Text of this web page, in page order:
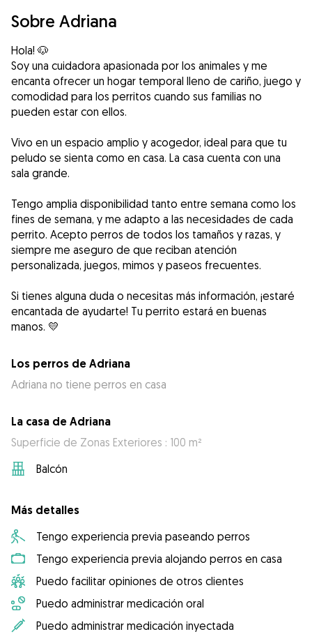
Sobre Adriana
Hola! 🐶
Soy una cuidadora apasionada por los animales y me
encanta ofrecer un hogar temporal lleno de cariño, juego y
comodidad para los perritos cuando sus familias no
pueden estar con ellos.
Vivo en un espacio amplio y acogedor, ideal para que tu
peludo se sienta como en casa. La casa cuenta con una
sala grande.
Tengo amplia disponibilidad tanto entre semana como los
fines de semana, y me adapto a las necesidades de cada
perrito. Acepto perros de todos los tamaños y razas, y
siempre me aseguro de que reciban atención
personalizada, juegos, mimos y paseos frecuentes.
Si tienes alguna duda o necesitas más información, ¡estaré
encantada de ayudarte! Tu perrito estará en buenas
Los perros de Adriana
Adriana no tiene perros en casa
La casa de Adriana
Superficie de Zonas Exteriores : 100 m²
Balcón
Más detalles
Tengo experiencia previa paseando perros
Tengo experiencia previa alojando perros en casa
Puedo facilitar opiniones de otros clientes
Puedo administrar medicación oral
Puedo administrar medicación inyectada